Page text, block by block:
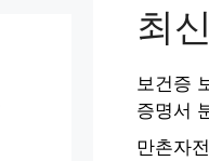
최
보건증
증명서
만촌자